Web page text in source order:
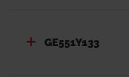
GE551Y133